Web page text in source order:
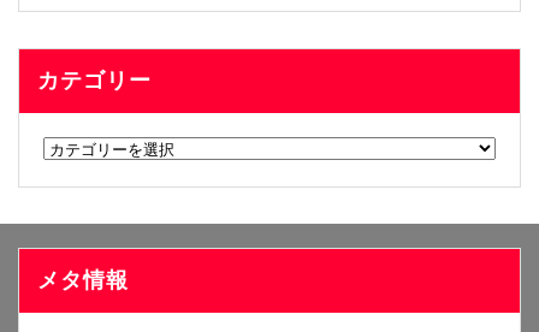
カテゴリー
カ
リ
ー
メタ情報